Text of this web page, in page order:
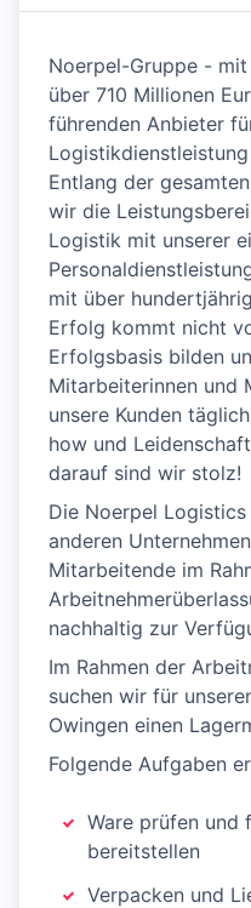
Noerpel-Gruppe -
über 710 Millionen
führenden Anbieter
Entlang der
wir die
Logistik mit unserer
mit über
Erfolg kommt nicht
Erfolgsbasis bilden
Mitarbeiterinnen und
unsere Kunden
how und
darauf sind wir stolz!
Die Noerpel
anderen
Mitarbeitende im
nachhaltig zur
Im Rahmen der
suchen wir für
Owingen einen
Folgende Aufgaben
Ware prüfen und
bereitstellen
Verpacken und